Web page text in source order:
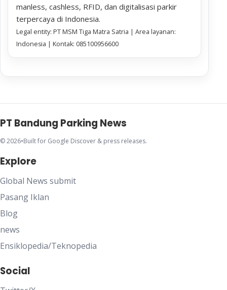
manless, cashless, RFID, dan digitalisasi parkir
terpercaya di Indonesia.
Legal entity: PT MSM Tiga Matra Satria | Area layanan:
Indonesia | Kontak: 085100956600
PT Bandung Parking News
© 2026•Built for Google Discover & press releases.
Explore
Global News submit
Pasang Iklan
Blog
news
Ensiklopedia/Teknopedia
Social